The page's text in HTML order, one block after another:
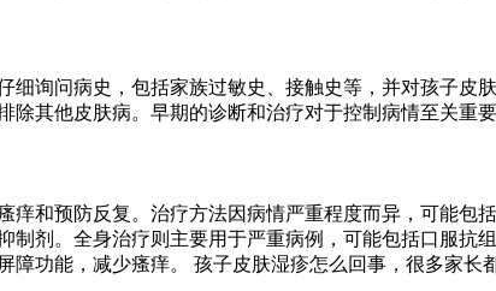
细询问病史，包括家族过敏史、接触史等，并对孩子
其他皮肤病。早期的诊断和治疗对于控制病情至关重要
痒和预防反复。治疗方法因病情严重程度而异，可能
制剂。全身治疗则主要用于严重病例，可能包括口服
障功能，减少瘙痒。 孩子皮肤湿疹怎么回事，很多家长